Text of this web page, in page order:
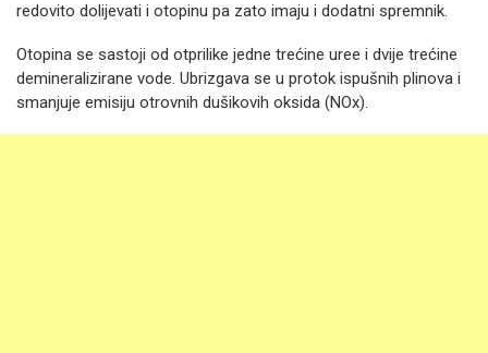
redovito dolijevati i otopinu pa zato imaju i dodatni spremnik.
Otopina se sastoji od otprilike jedne trećine uree i dvije trećine
demineralizirane vode. Ubrizgava se u protok ispušnih plinova i
smanjuje emisiju otrovnih dušikovih oksida (NOx).